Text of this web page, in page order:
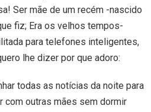
Ser mãe de um recém -nascido
fiz; Era os velhos tempos-
para telefones inteligentes,
lhe dizer por que adoro:
todas as notícias da noite para
com outras mães sem dormir